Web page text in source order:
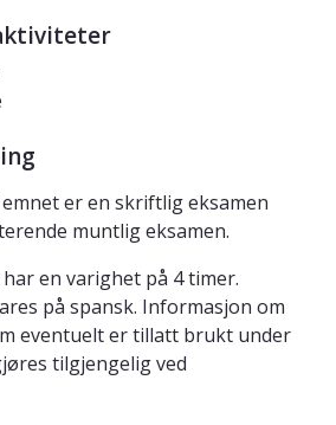
er en skriftlig eksamen
muntlig eksamen.
en varighet på 4 timer.
på spansk. Informasjon om
eventuelt er tillatt brukt under
tilgjengelig ved